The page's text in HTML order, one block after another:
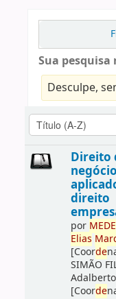
Sua
Desculpe,
Direito
direito
por MEDE
Elias
[Coorde
SIMÃO
Adalberto
[Coorde